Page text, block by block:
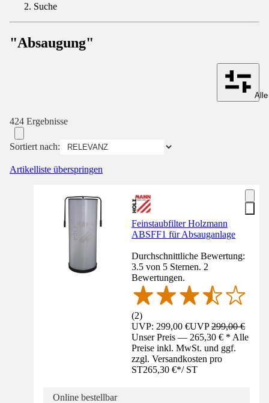
Suche
"Absaugung"
424 Ergebnisse
Sortiert nach:
Artikelliste überspringen
Feinstaubfilter Holzmann
ABSFF1 für Absauganlage
Durchschnittliche Bewertung:
3.5 von 5 Sternen. 2
Bewertungen.
(2)
UVP: 299,00 €UVP299,00 €
Unser Preis — 265,30 € * Alle
Preise inkl. MwSt. und ggf.
zzgl. Versandkosten pro
ST265,30 €*/ ST
Online bestellbar